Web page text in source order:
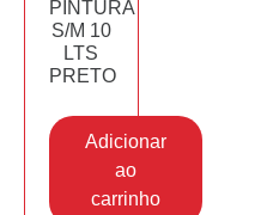
PINTURA
S/M 10
LTS
PRETO
Adicionar
ao
carrinho